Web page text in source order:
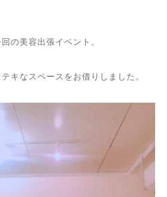
の美容出張イベント。
キなスペースをお借りしました。